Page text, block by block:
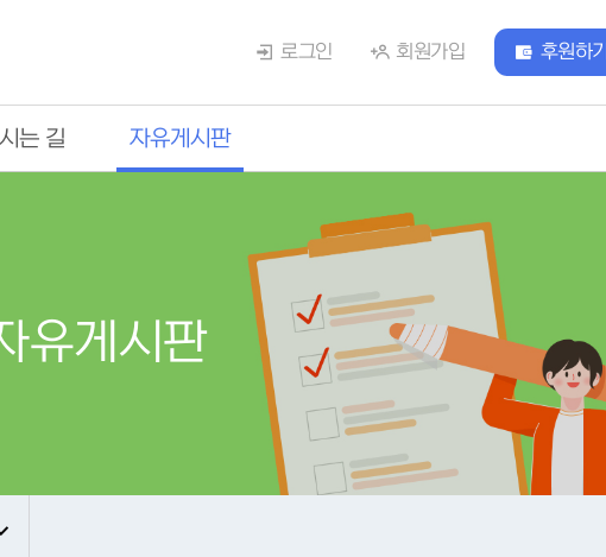
로그인 회원가입 후원하기
는 길 자유게시판
유게시판